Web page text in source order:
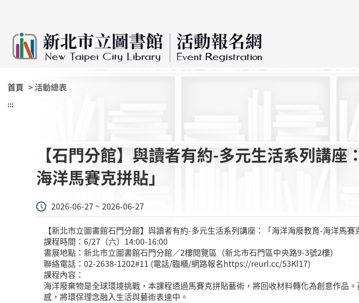
首頁 > 活動總表
:::
【石門分館】與讀者有約-多元生活系列講座
海洋馬賽克拼貼」
2026-06-27 ~ 2026-06-27
【新北市立圖書館石門分館】與讀者有約-多元生活系列講座：「海洋海廢教育-海洋馬賽
課程時間：6/27（六）14:00-16:00
書展地點：新北市立圖書館石門分館／2樓閱覽區（新北市石門區中央路9-3號2樓）
聯絡電話：02-2638-1202#11 (電話/臨櫃/網路報名https://reurl.cc/53Kl17)
課程內容：
海洋廢棄物是全球環境挑戰，本課程透過馬賽克拼貼藝術，將回收材料轉化為創意作品
感，將環保理念融入生活與藝術表達中。